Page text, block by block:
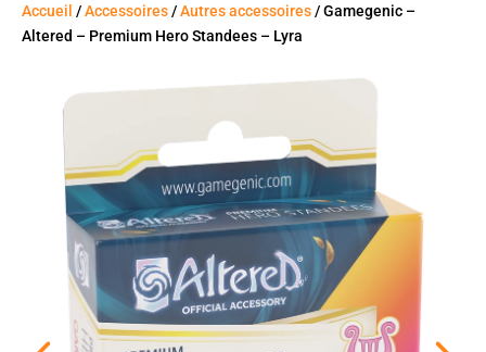
Accueil /Accessoires/Autres accessoires/ Gamegenic –
Altered – Premium Hero Standees – Lyra